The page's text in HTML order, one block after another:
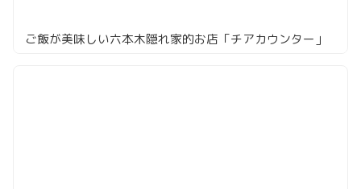
ご飯が美味しい六本木隠れ家的お店「チアカウンター」